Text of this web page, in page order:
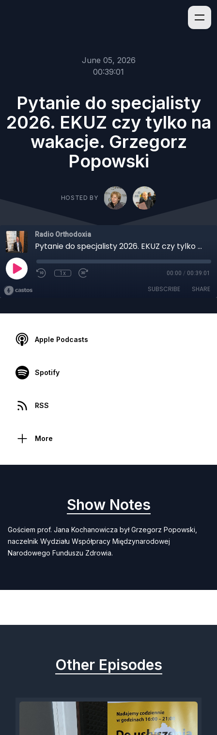
June 05, 2026
00:39:01
Pytanie do specjalisty
2026. EKUZ czy tylko na
wakacje. Grzegorz
Popowski
HOSTED BY
Radio Orthodoxia
Pytanie do specjalisty 2026. EKUZ czy tylko na wakacje. Grzegorz Popowski
1x 00:00 / 00:39:01
SUBSCRIBE SHARE
Apple Podcasts
Spotify
RSS
More
Show Notes
Gościem prof. Jana Kochanowicza był Grzegorz Popowski,
naczelnik Wydziału Współpracy Międzynarodowej
Narodowego Funduszu Zdrowia.
Other Episodes